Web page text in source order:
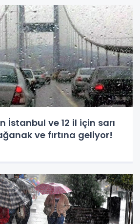
İstanbul ve 12 il için sarı
ve fırtına geliyor!